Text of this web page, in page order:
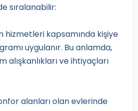
sıralanabilir:
hizmetleri kapsamında kişiye
uygulanır. Bu anlamda,
alışkanlıkları ve ihtiyaçları
alanları olan evlerinde